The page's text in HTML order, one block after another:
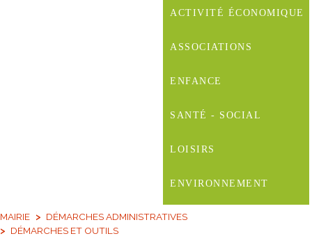
ACTIVITÉ ÉCONOMIQUE
ASSOCIATIONS
ENFANCE
SANTÉ - SOCIAL
LOISIRS
ENVIRONNEMENT
MAIRIE
DÉMARCHES ADMINISTRATIVES
DÉMARCHES ET OUTILS